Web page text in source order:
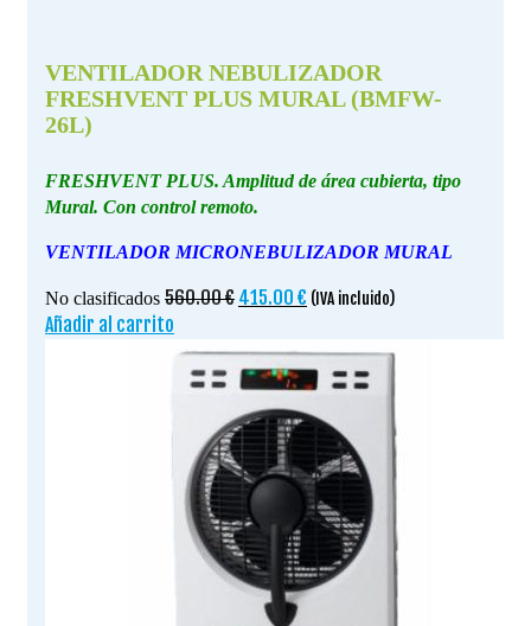
VENTILADOR NEBULIZADOR
FRESHVENT PLUS MURAL (BMFW-
26L)
FRESHVENT PLUS. Amplitud de área cubierta, tipo
Mural. Con control remoto.
VENTILADOR MICRONEBULIZADOR MURAL
No clasificados 560.00€ El
original
era:
415.00 € El
actual
es:
(IVA incluido)
Añadir al carrito